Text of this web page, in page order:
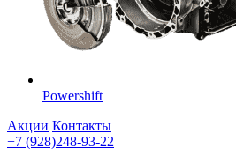
Powershift
Акции Контакты
+7 (928)248-93-22